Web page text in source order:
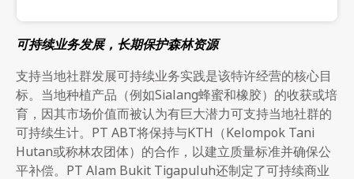
可持续业务发展，长期保护森林资源
支持当地社群发展可持续业务实践是该特许经营的核心目
标。当地种植产品（例如Sialang蜂蜜和橡胶）的收获或培
育，因其市场价值而被认为有巨大潜力可支持当地社群的
可持续生计。PT ABT将保持与KTH（Kelompok Tani
Hutan或称林农团体）的合作，以建立质量标准并确保公
平补偿。PT Alam Bukit Tigapuluh还制定了可持续商业